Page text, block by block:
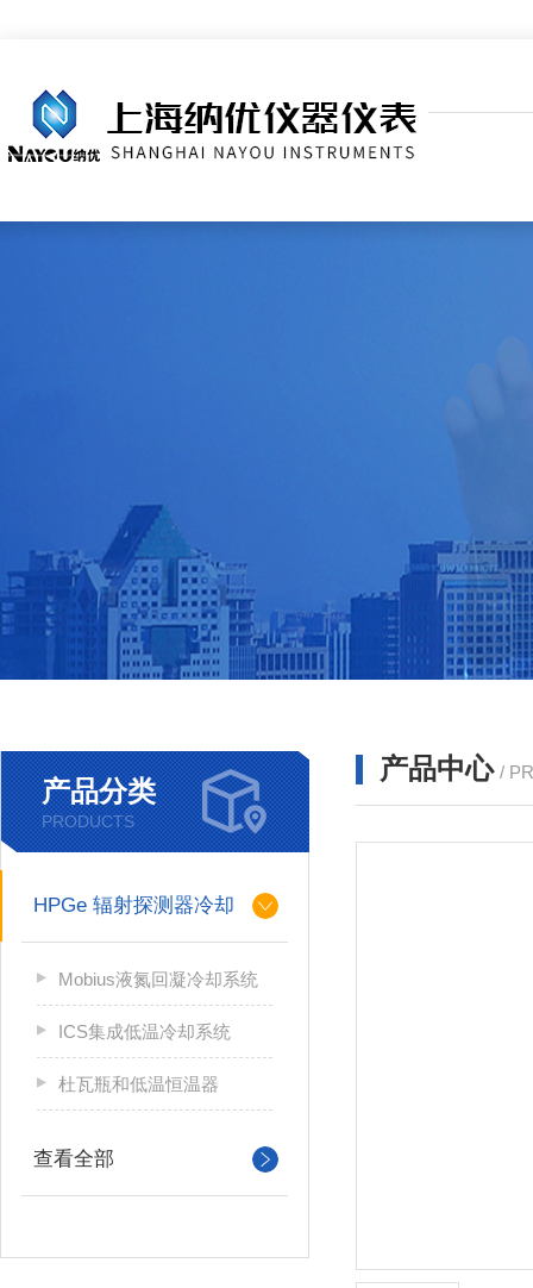
产品分类
PRODUCTS
HPGe 辐射探测器冷却
Mobius液氮回凝冷却系统
ICS集成低温冷却系统
杜瓦瓶和低温恒温器
查看全部
产品中心 /